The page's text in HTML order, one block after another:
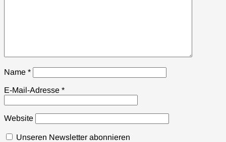
Name *
E-Mail-Adresse *
Website
Unseren Newsletter abonnieren